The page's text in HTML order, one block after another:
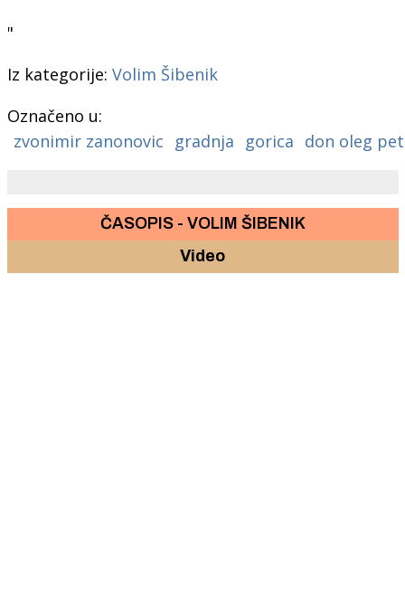
"
Iz kategorije: Volim Šibenik
Označeno u:
zvonimir zanonovic
gradnja gorica don oleg
ČASOPIS - VOLIM ŠIBENIK
Video